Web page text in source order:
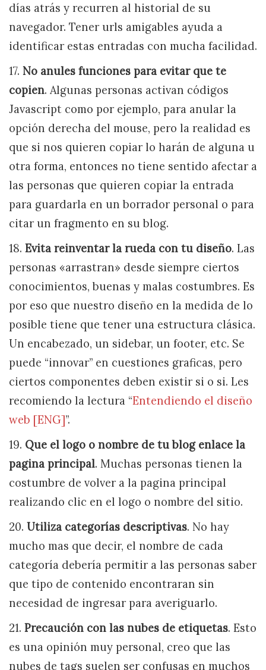
días atrás y recurren al historial de su
navegador. Tener urls amigables ayuda a
identificar estas entradas con mucha facilidad.
17. No anules funciones para evitar que te
copien. Algunas personas activan códigos
Javascript como por ejemplo, para anular la
opción derecha del mouse, pero la realidad es
que si nos quieren copiar lo harán de alguna u
otra forma, entonces no tiene sentido afectar a
las personas que quieren copiar la entrada
para guardarla en un borrador personal o para
citar un fragmento en su blog.
18. Evita reinventar la rueda con tu diseño. Las
personas «arrastran» desde siempre ciertos
conocimientos, buenas y malas costumbres. Es
por eso que nuestro diseño en la medida de lo
posible tiene que tener una estructura clásica.
Un encabezado, un sidebar, un footer, etc. Se
puede “innovar” en cuestiones graficas, pero
ciertos componentes deben existir si o si. Les
recomiendo la lectura “Entendiendo el diseño
web [ENG]”.
19. Que el logo o nombre de tu blog enlace la
pagina principal. Muchas personas tienen la
costumbre de volver a la pagina principal
realizando clic en el logo o nombre del sitio.
20. Utiliza categorías descriptivas. No hay
mucho mas que decir, el nombre de cada
categoría debería permitir a las personas saber
que tipo de contenido encontraran sin
necesidad de ingresar para averiguarlo.
21. Precaución con las nubes de etiquetas. Esto
es una opinión muy personal, creo que las
nubes de tags suelen ser confusas en muchos